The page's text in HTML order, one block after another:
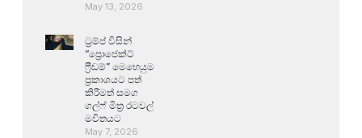
May 13, 2026
ට්‍රම්ප් විසින්
“ප්‍රොජෙක්ට්
ෆ්‍රීඩම්” මෙහෙයුම
ප්‍රකාශයට පත්
කිරීමත් සමග
ගල්ෆ් මිත්‍ර රටවල්
මවිතයට
May 7, 2026